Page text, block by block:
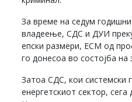
За време на седум
владеење, СДС и ДУИ
епски размери, ЕСМ од
го донесоа во состојба на
Затоа СДС, кои системски
енергетскиот сектор,